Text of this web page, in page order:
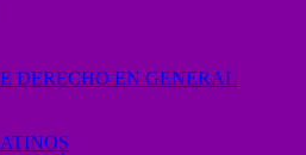
DERECHO EN GENERAL